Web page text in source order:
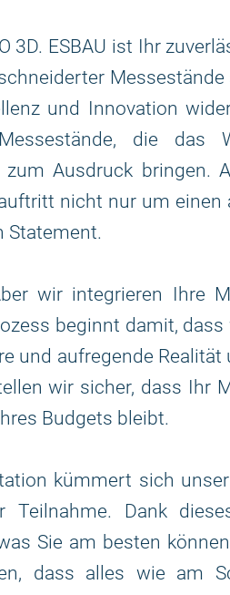
ESBAU ist Ihr
Messestände
und Innovation
die das
Ausdruck bringen.
nicht nur um einen
Statement.
wir integrieren Ihre
beginnt damit, dass
und aufregende Realität
wir sicher, dass Ihr
Budgets bleibt.
kümmert sich
Dank
Sie am besten
dass alles wie am